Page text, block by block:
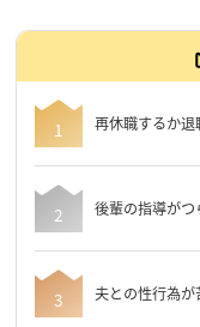
再休職するか退
後輩の指導がつ
夫との性行為が